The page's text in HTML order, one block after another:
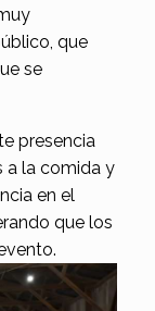
que
se
presencia
a la comida y
en el
que los